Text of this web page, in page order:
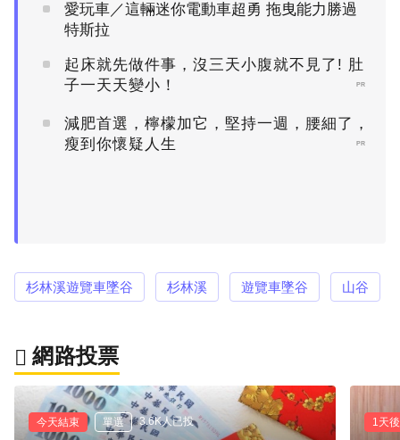
愛玩車／這輛迷你電動車超勇 拖曳能力勝過
特斯拉
起床就先做件事，沒三天小腹就不見了! 肚
子一天天變小！
PR
減肥首選，檸檬加它，堅持一週，腰細了，
瘦到你懷疑人生
PR
杉林溪遊覽車墜谷 杉林溪 遊覽車墜谷 山谷
網路投票
今天結束 單選 3.6K人已投 1天